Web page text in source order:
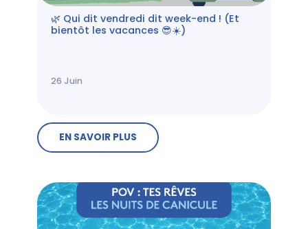
🌿 Qui dit vendredi dit week-end ! (Et
bientôt les vacances 😎☀️)
26 Juin
EN SAVOIR PLUS